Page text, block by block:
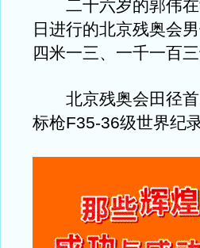
二十六岁的郭伟在“
日进行的北京残奥会
四米一三、一千一百
北京残奥会田径首
标枪F35-36级世界纪